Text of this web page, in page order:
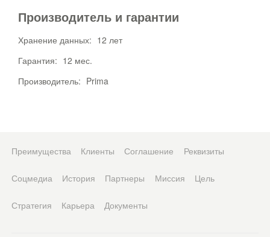
Производитель и гарантии
Хранение данных: 12 лет
Гарантия: 12 мес.
Производитель: Prima
Преимущества Клиенты Соглашение Реквизиты
Соцмедиа История Партнеры Миссия Цель
Стратегия Карьера Документы